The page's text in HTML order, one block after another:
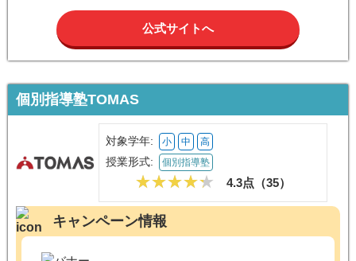
公式サイトへ
個別指導塾TOMAS
対象学年: 小 中 高
授業形式: 個別指導塾
4.3点（35）
キャンペーン情報